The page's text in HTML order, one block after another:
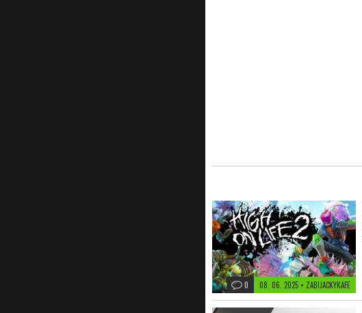
08. 06. 2025 • ZABIJACKYKAFE
0